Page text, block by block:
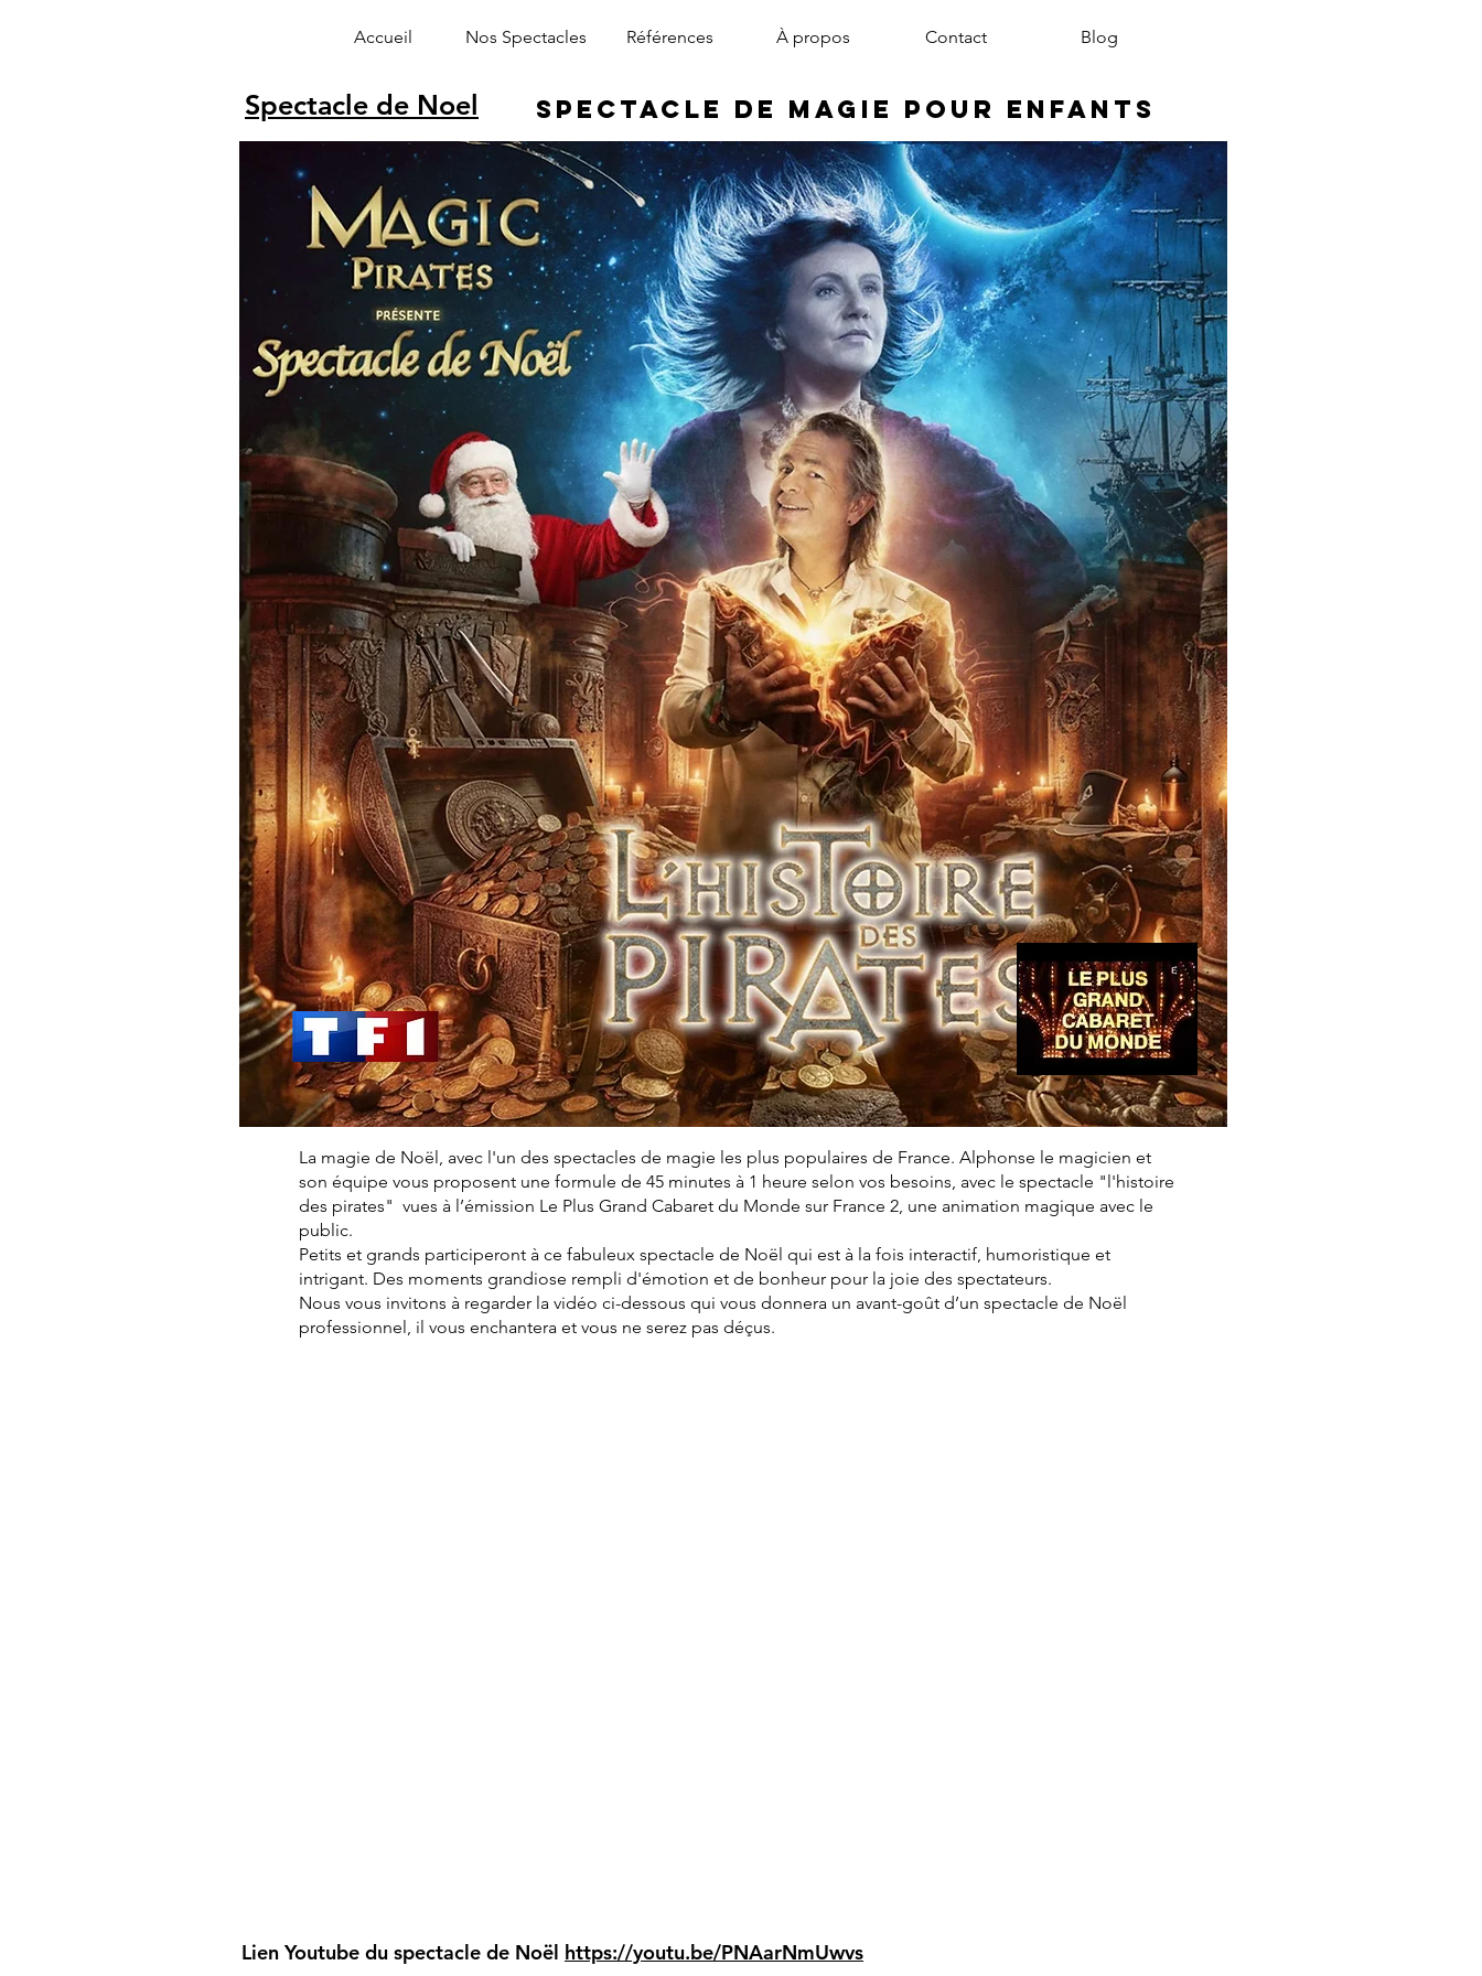
Accueil Nos Spectacles Références À propos Contact Blog
Spectacle de Noel Spectacle de Magie pour enfants
Alphonse le magicien arbre de noël
La magie de Noël, avec l'un des spectacles de magie les plus populaires de France. Alphonse le magicien et
son équipe vous proposent une formule de 45 minutes à 1 heure selon vos besoins, avec le spectacle "l'histoire
des pirates" vues à l’émission Le Plus Grand Cabaret du Monde sur France 2, une animation magique avec le
public.
Petits et grands participeront à ce fabuleux spectacle de Noël qui est à la fois interactif, humoristique et
intrigant. Des moments grandiose rempli d'émotion et de bonheur pour la joie des spectateurs.
Nous vous invitons à regarder la vidéo ci-dessous qui vous donnera un avant-goût d’un spectacle de Noël
professionnel, il vous enchantera et vous ne serez pas déçus.
Lien Youtube du spectacle de Noël https://youtu.be/PNAarNmUwvs